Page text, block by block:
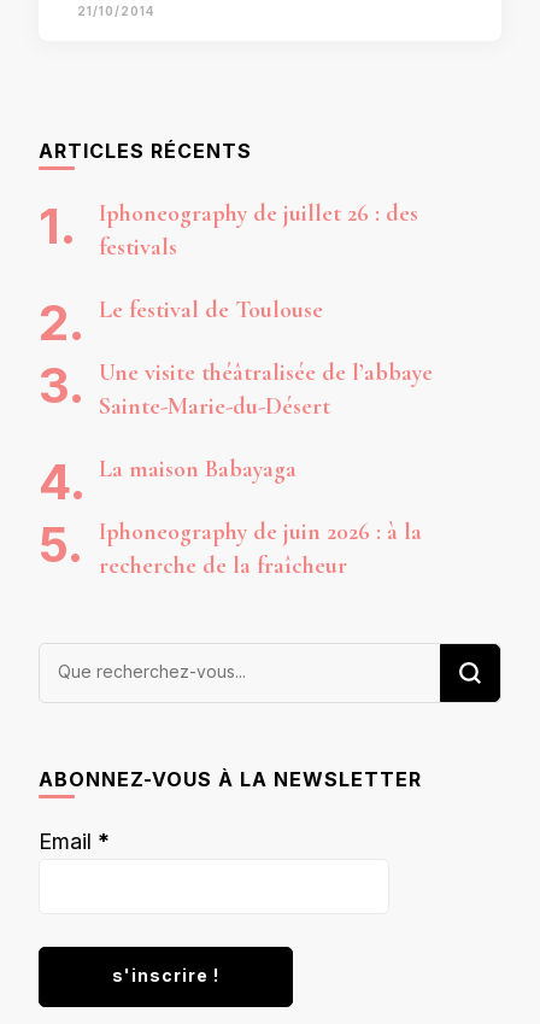
21/10/2014
ARTICLES RÉCENTS
Iphoneography de juillet 26 : des
festivals
Le festival de Toulouse
Une visite théâtralisée de l’abbaye
Sainte-Marie-du-Désert
La maison Babayaga
Iphoneography de juin 2026 : à la
recherche de la fraîcheur
Vous
ABONNEZ-VOUS À LA NEWSLETTER
Email *